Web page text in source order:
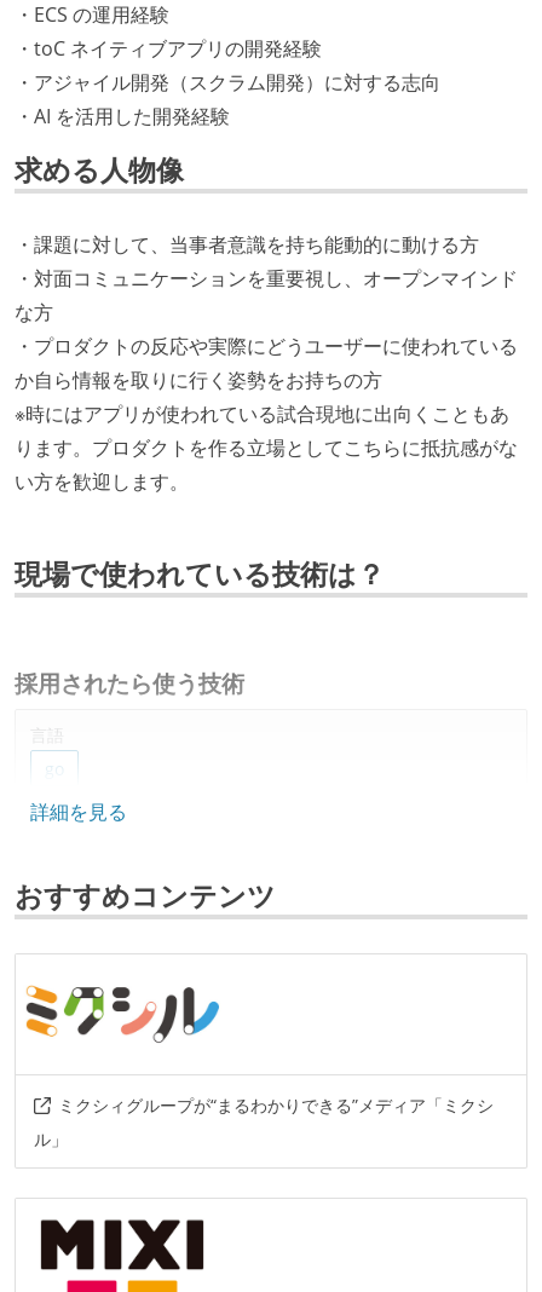
・ECS の運用経験
・toC ネイティブアプリの開発経験
・アジャイル開発（スクラム開発）に対する志向
・AI を活用した開発経験
求める人物像
・課題に対して、当事者意識を持ち能動的に動ける方
・対面コミュニケーションを重要視し、オープンマインド
な方
・プロダクトの反応や実際にどうユーザーに使われている
か自ら情報を取りに行く姿勢をお持ちの方
※時にはアプリが使われている試合現地に出向くこともあ
ります。プロダクトを作る立場としてこちらに抵抗感がな
い方を歓迎します。
現場で使われている技術は？
採用されたら使う技術
言語
go
フレームワーク
データベース
mysql
redis
プロジェクト管理
github
その他
aws
詳細を見る
おすすめコンテンツ
ミクシィグループが“まるわかりできる”メディア「ミクシ
ル」